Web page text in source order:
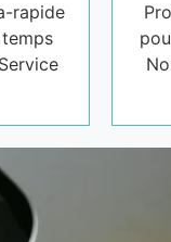
rapide